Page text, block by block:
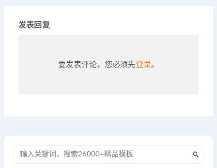
发表回复
要发表评论，您必须先登录。